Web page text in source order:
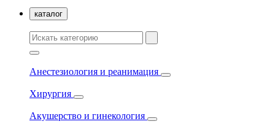
каталог
Анестезиология и реанимация
Хирургия
Акушерство и гинекология